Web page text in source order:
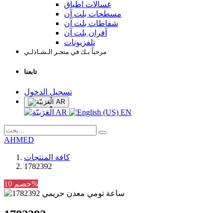
غسالات اطباق
مسطحات بلت آن
شفاطات بلت آن
آفران بلت آن
تلفزيونات
مرحباً بـك في متجـر الـشـاذلـي
تابعنا
تسجيل الدخول
AR
AR EN
AHMED
كافة المنتجات
1782392
خصم 10%